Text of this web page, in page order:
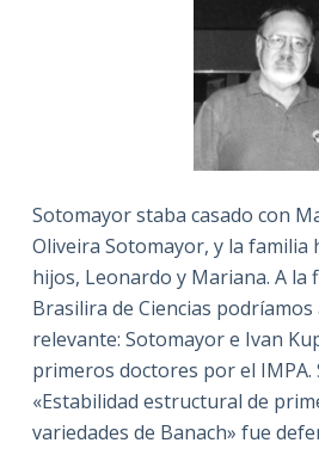
Sotomayor staba casado con
Oliveira Sotomayor, y la familia
hijos, Leonardo y Mariana. A la
Brasilira de Ciencias
relevante: Sotomayor e Ivan
primeros doctores por el IMPA.
«Estabilidad estructural de
variedades de Banach» fue